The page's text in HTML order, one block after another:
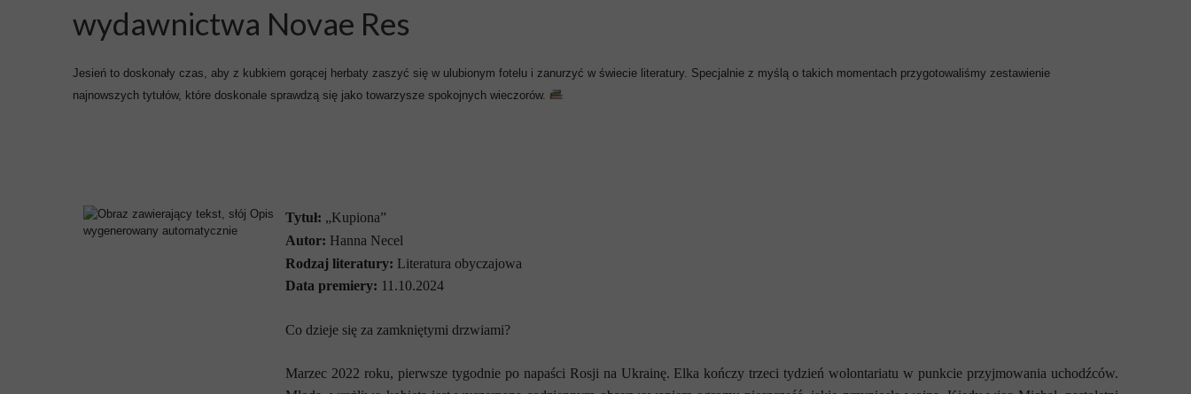
wydawnictwa Novae Res
Jesień to doskonały czas, aby z kubkiem gorącej herbaty zaszyć się w ulubionym fotelu i zanurzyć w świecie literatury. Specjalnie z myślą o takich momentach przygotowaliśmy zestawienie
najnowszych tytułów, które doskonale sprawdzą się jako towarzysze spokojnych wieczorów.
Tytuł: „Kupiona”
Autor: Hanna Necel
Rodzaj literatury: Literatura obyczajowa
Data premiery: 11.10.2024
Co dzieje się za zamkniętymi drzwiami?
Marzec 2022 roku, pierwsze tygodnie po napaści Rosji na Ukrainę. Elka kończy trzeci tydzień wolontariatu w punkcie przyjmowania uchodźców.